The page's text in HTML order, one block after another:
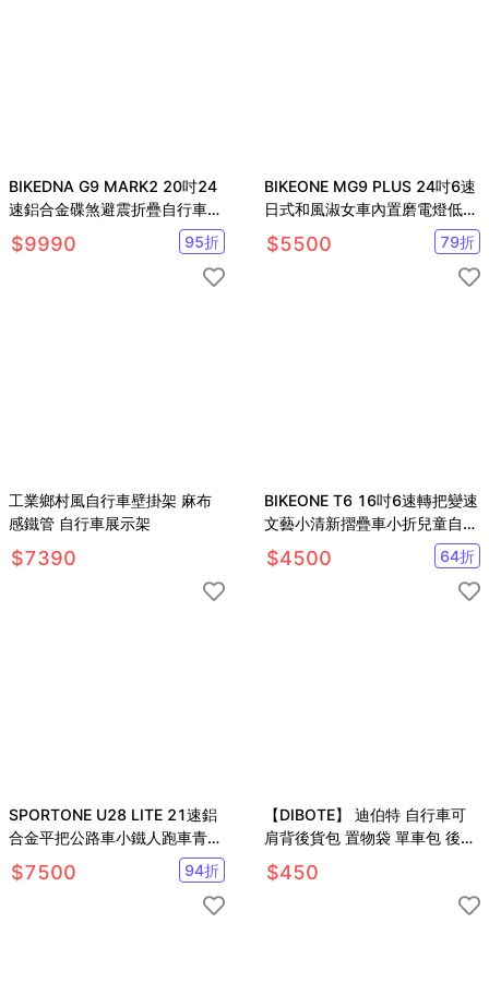
BIKEDNA G9 MARK2 20吋24
速鋁合金碟煞避震折疊自行車搭
載SHIMANO變速煞變合一
$9990 95折
BIKEONE MG9 PLUS 24吋6速
日式和風淑女車內置磨電燈低跨
點設計復古式美學
$5500 79折
工業鄉村風自行車壁掛架 麻布
感鐵管 自行車展示架
$7390
BIKEONE T6 16吋6速轉把變速
文藝小清新摺疊車小折兒童自行
車(親子陪伴、運動代步最佳首
選)
$4500 64折
SPORTONE U28 LITE 21速鋁
合金平把公路車小鐵人跑車青少
年入門專屬公路車小鐵人推薦款
$7500 94折
【DIBOTE】 迪伯特 自行車可
肩背後貨包 置物袋 單車包 後架
包
$450